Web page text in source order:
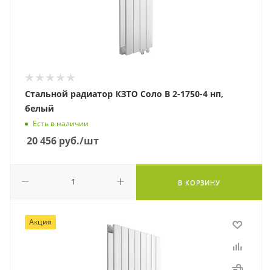
Стальной радиатор КЗТО Соло В 2-1750-4 нп,
белый
Есть в наличии
20 456 руб./шт
В КОРЗИНУ
Акция